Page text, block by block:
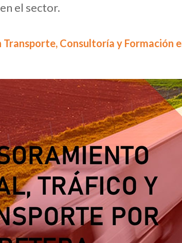
el sector.
Consultoría y Formación